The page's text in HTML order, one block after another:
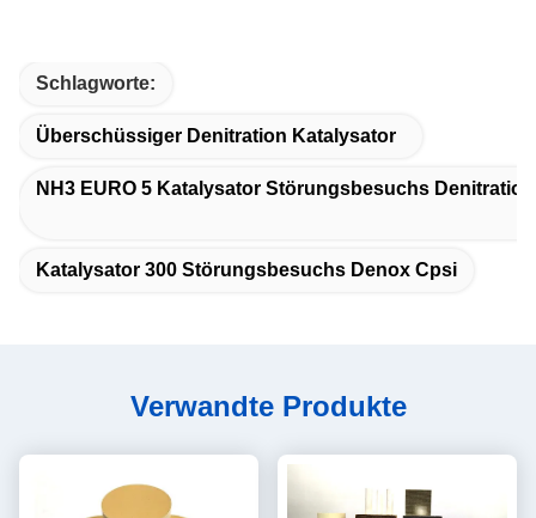
Schlagworte:
Überschüssiger Denitration Katalysator
NH3 EURO 5 Katalysator Störungsbesuchs Denitration
Katalysator 300 Störungsbesuchs Denox Cpsi
Verwandte Produkte